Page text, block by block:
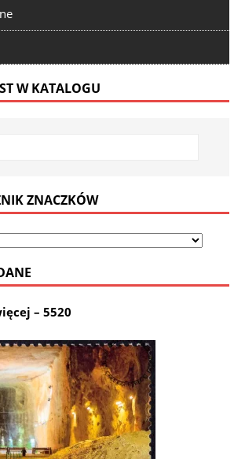
W KATALOGU
ZNACZKÓW
– 5520